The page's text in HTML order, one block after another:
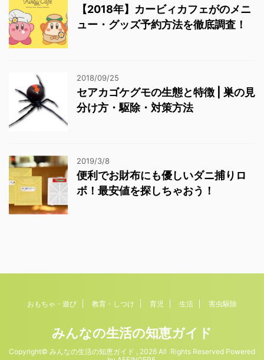
【2018年】カービィカフェがのメニ
ュー・グッズ予約方法を徹底調査！
2018/09/25
セアカゴケグモの生態と特徴 | 巣の見
分け方・駆除・対策方法
2019/3/8
便利でお財布にも優しいダニ捕りロ
ボ！最安値を探しちゃおう！
おもちゃ・遊び 教育・しつけ 育児 生活 害虫駆除
みんなの生活の知恵ガイド
Copyright© みんなの生活の知恵ガイド , 2026 All Rights Reserved Powered